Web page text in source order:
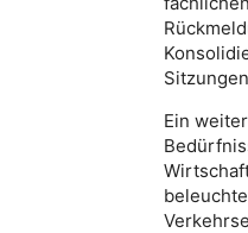
Ein